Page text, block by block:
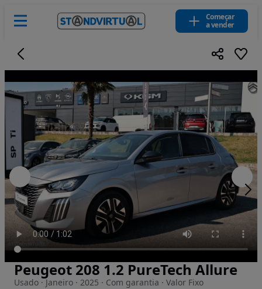
Começar
a vender
Imagem 1 de 18
Peugeot 208 1.2 PureTech Allure
Usado · Janeiro · 2025 · Com garantia · Valor Fixo